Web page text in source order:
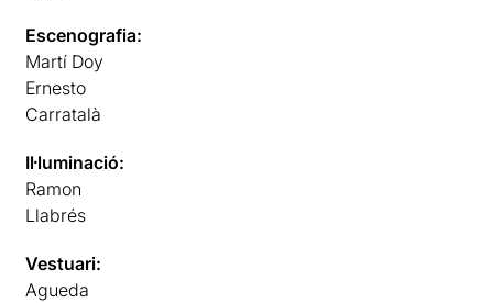
Escenografia:
Martí Doy
Ernesto
Carratalà
Il·luminació:
Ramon
Llabrés
Vestuari:
Agueda